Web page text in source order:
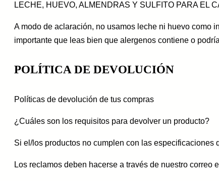
LECHE, HUEVO, ALMENDRAS Y SULFITO PARA EL
A modo de aclaración, no usamos leche ni huevo como
importante que leas bien que alergenos contiene o
POLÍTICA DE DEVOLUCIÓN
Políticas de devolución de tus compras
¿Cuáles son los requisitos para devolver un producto?
Si el/los productos no cumplen con las
Los reclamos deben hacerse a través de nuestro correo